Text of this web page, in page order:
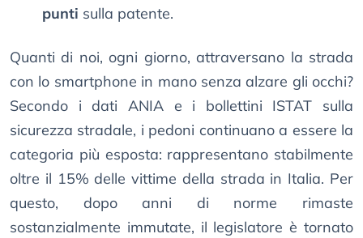
punti sulla patente.
Quanti di noi, ogni giorno, attraversano la strada
con lo smartphone in mano senza alzare gli occhi?
Secondo i dati ANIA e i bollettini ISTAT sulla
sicurezza stradale, i pedoni continuano a essere la
categoria più esposta: rappresentano stabilmente
oltre il 15% delle vittime della strada in Italia. Per
questo, dopo anni di norme rimaste
sostanzialmente immutate, il legislatore è tornato